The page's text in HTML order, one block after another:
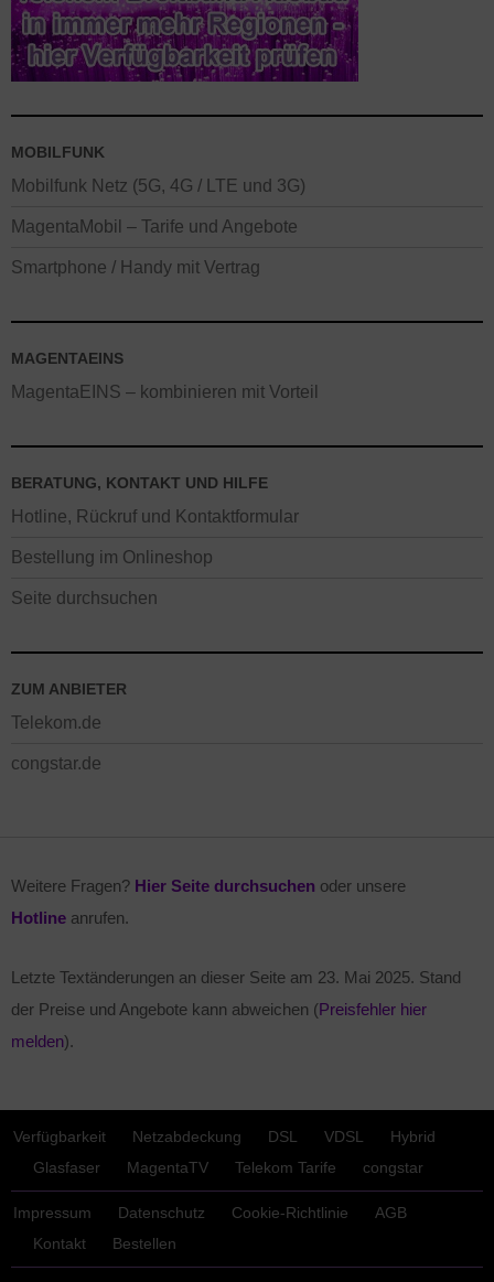
MOBILFUNK
Mobilfunk Netz (5G, 4G / LTE und 3G)
MagentaMobil – Tarife und Angebote
Smartphone / Handy mit Vertrag
MAGENTAEINS
MagentaEINS – kombinieren mit Vorteil
BERATUNG, KONTAKT UND HILFE
Hotline, Rückruf und Kontaktformular
Bestellung im Onlineshop
Seite durchsuchen
ZUM ANBIETER
Telekom.de
congstar.de
Weitere Fragen? Hier Seite durchsuchen oder unsere
Hotline anrufen.
Letzte Textänderungen an dieser Seite am 23. Mai 2025. Stand
der Preise und Angebote kann abweichen (Preisfehler hier
melden).
Verfügbarkeit Netzabdeckung DSL VDSL
Hybrid
Glasfaser
MagentaTV Telekom Tarife congstar
Impressum Datenschutz Cookie-Richtlinie
AGB
Kontakt
Bestellen